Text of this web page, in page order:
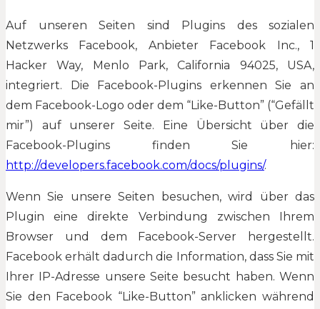
Auf unseren Seiten sind Plugins des sozialen
Netzwerks Facebook, Anbieter Facebook Inc., 1
Hacker Way, Menlo Park, California 94025, USA,
integriert. Die Facebook-Plugins erkennen Sie an
dem Facebook-Logo oder dem “Like-Button” (“Gefällt
mir”) auf unserer Seite. Eine Übersicht über die
Facebook-Plugins finden Sie hier:
http://developers.facebook.com/docs/plugins/.
Wenn Sie unsere Seiten besuchen, wird über das
Plugin eine direkte Verbindung zwischen Ihrem
Browser und dem Facebook-Server hergestellt.
Facebook erhält dadurch die Information, dass Sie mit
Ihrer IP-Adresse unsere Seite besucht haben. Wenn
Sie den Facebook “Like-Button” anklicken während